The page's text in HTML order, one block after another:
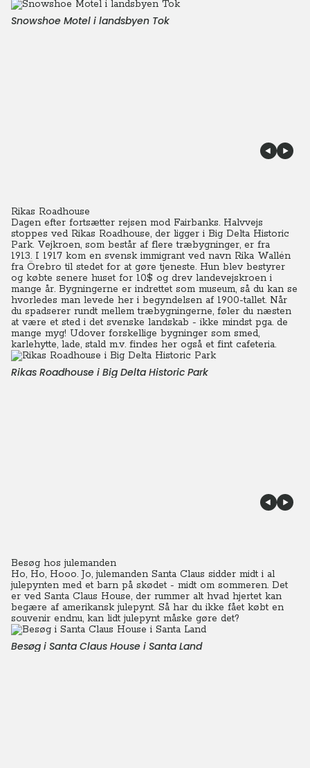
Snowshoe Motel i landsbyen Tok
Rikas Roadhouse
Dagen efter fortsætter rejsen mod Fairbanks. Halvvejs
stoppes ved Rikas Roadhouse, der ligger i Big Delta Historic
Park. Vejkroen, som består af flere træbygninger, er fra
1913. I 1917 kom en svensk immigrant ved navn Rika Wallén
fra Örebro til stedet for at gøre tjeneste. Hun blev bestyrer
og købte senere huset for 10$ og drev landevejskroen i
mange år. Bygningerne er indrettet som museum, så du kan se
hvorledes man levede her i begyndelsen af 1900-tallet. Når
du spadserer rundt mellem træbygningerne, føler du næsten
at være et sted i det svenske landskab - ikke mindst pga. de
mange myg! Udover forskellige bygninger som smed,
karlehytte, lade, stald m.v. findes her også et fint cafeteria.
Rikas Roadhouse i Big Delta Historic Park
Besøg hos julemanden
Ho, Ho, Hooo. Jo, julemanden Santa Claus sidder midt i al
julepynten med et barn på skødet - midt om sommeren. Det
er ved Santa Claus House, der rummer alt hvad hjertet kan
begære af amerikansk julepynt. Så har du ikke fået købt en
souvenir endnu, kan lidt julepynt måske gøre det?
Besøg i Santa Claus House i Santa Land